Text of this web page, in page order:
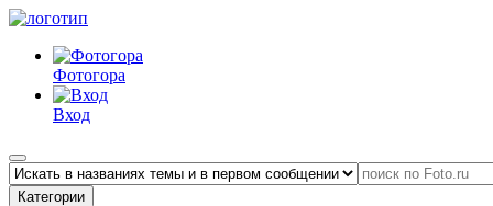
Фотогора
Вход
Категории